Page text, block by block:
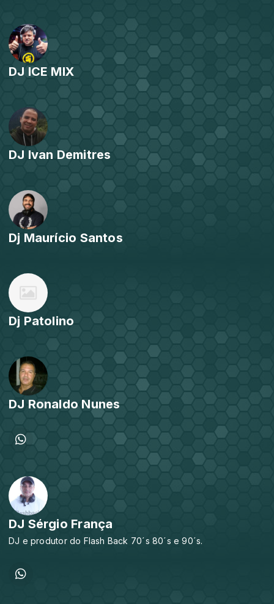
DJ ICE MIX
DJ Ivan Demitres
Dj Maurício Santos
Dj Patolino
DJ Ronaldo Nunes
DJ Sérgio França
DJ e produtor do Flash Back 70´s 80´s e 90´s.